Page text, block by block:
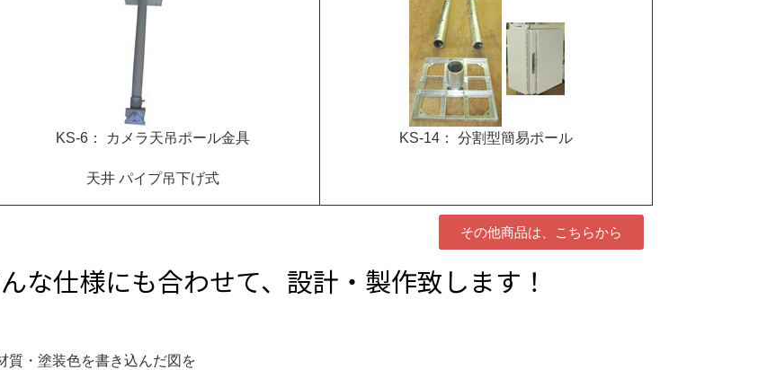
KS-6： カメラ天吊ポール金具
天井 パイプ吊下げ式
KS-14： 分割型簡易ポール
その他商品は、こちらから
な仕様にも合わせて、設計・製作致します！
質・塗装色を書き込んだ図を